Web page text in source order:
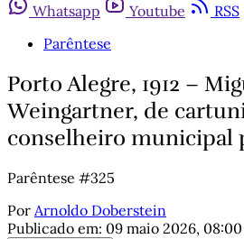
Whatsapp
Youtube
RSS
Parêntese
Porto Alegre, 1912 –
Weingartner, de
conselheiro municipal
Parêntese #325
Por Arnoldo Doberstein
Publicado em: 09 maio 2026, 08:00